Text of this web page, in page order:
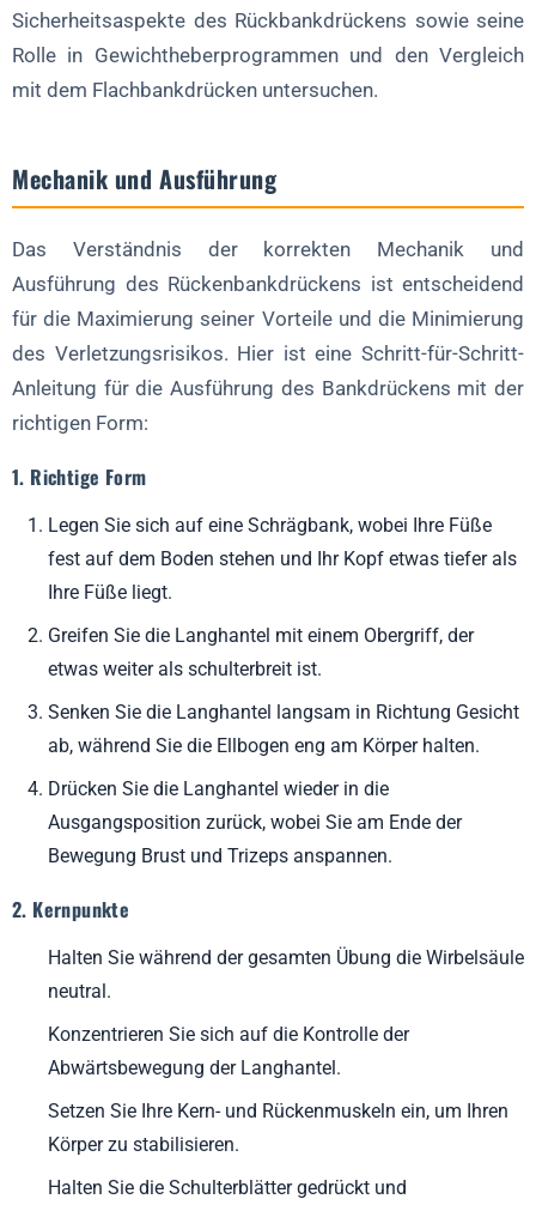
1. Frequenz und Lautstärke
2. Fortschreiten
1. Primäre Übung für die Brustentwicklung
3. Variation für die Gesundheit der Schultern
Auswirkungen auf die Entwicklung des Trizeps
1. Tiefe Trizeps-Stimulation
Sicherheit und Verletzungsprävention
1. Aufwärmen
4. Spotter einsetzen
5. Hören Sie auf Ihren Körper
Rückenbankdrücken vs. Flachbankdrücken
1. Bank-Winkel
2. Betonung der Muskeln
3. Biomechanik
4. Veränderung
Schlussfolgerung
Einzigartige Einblicke in das Rückenbankdrücken
1. Welche Muskeln werden beim Rückenbankdrücken
angesprochen?
2. Ist das Rückenbankdrücken für Anfänger sicher?
3. Wie unterscheidet sich das Rückenbankdrücken vom
Schrägbankdrücken?
Sicherheitsaspekte des Rückbankdrückens sowie seine
Rolle in Gewichtheberprogrammen und den Vergleich
mit dem Flachbankdrücken untersuchen.
Mechanik und Ausführung
Das Verständnis der korrekten Mechanik und
Ausführung des Rückenbankdrückens ist entscheidend
für die Maximierung seiner Vorteile und die Minimierung
des Verletzungsrisikos. Hier ist eine Schritt-für-Schritt-
Anleitung für die Ausführung des Bankdrückens mit der
richtigen Form:
1. Richtige Form
Legen Sie sich auf eine Schrägbank, wobei Ihre Füße
fest auf dem Boden stehen und Ihr Kopf etwas tiefer als
Ihre Füße liegt.
Greifen Sie die Langhantel mit einem Obergriff, der
etwas weiter als schulterbreit ist.
Senken Sie die Langhantel langsam in Richtung Gesicht
ab, während Sie die Ellbogen eng am Körper halten.
Drücken Sie die Langhantel wieder in die
Ausgangsposition zurück, wobei Sie am Ende der
Bewegung Brust und Trizeps anspannen.
2. Kernpunkte
Halten Sie während der gesamten Übung die Wirbelsäule
neutral.
Konzentrieren Sie sich auf die Kontrolle der
Abwärtsbewegung der Langhantel.
Setzen Sie Ihre Kern- und Rückenmuskeln ein, um Ihren
Körper zu stabilisieren.
Halten Sie die Schulterblätter gedrückt und